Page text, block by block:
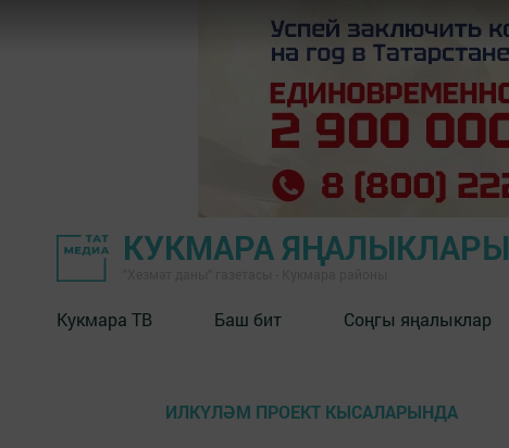
КУКМАРА ЯҢАЛЫКЛАРЫ
Кукмара ТВ Баш бит Соңгы яңалыклар
ИЛКҮЛӘМ ПРОЕКТ КЫСАЛАРЫНДА